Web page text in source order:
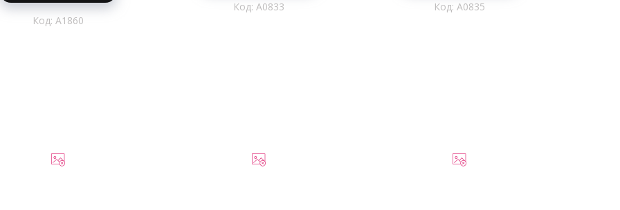
A1860
A0833 A0835